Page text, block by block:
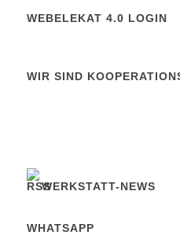
WEBELEKAT 4.0 LOGIN
WIR SIND
WERKSTATT-NEWS
WHATSAPP